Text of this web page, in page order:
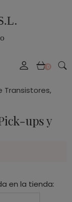
0
Transistores,
ups y
en la tienda: